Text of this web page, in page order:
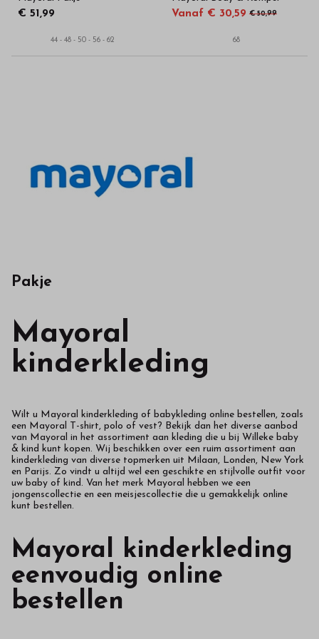
€ 51,99
44 - 48 - 50 - 56 - 62
Vanaf € 30,59 € 50,99
68
Pakje
Mayoral
kinderkleding
Wilt u Mayoral kinderkleding of babykleding online bestellen, zoals
een Mayoral T-shirt, polo of vest? Bekijk dan het diverse aanbod
van Mayoral in het assortiment aan kleding die u bij Willeke baby
& kind kunt kopen. Wij beschikken over een ruim assortiment aan
kinderkleding van diverse topmerken uit Milaan, Londen, New York
en Parijs. Zo vindt u altijd wel een geschikte en stijlvolle outfit voor
uw baby of kind. Van het merk Mayoral hebben we een
jongenscollectie en een meisjescollectie die u gemakkelijk online
kunt bestellen.
Mayoral kinderkleding
eenvoudig online
bestellen